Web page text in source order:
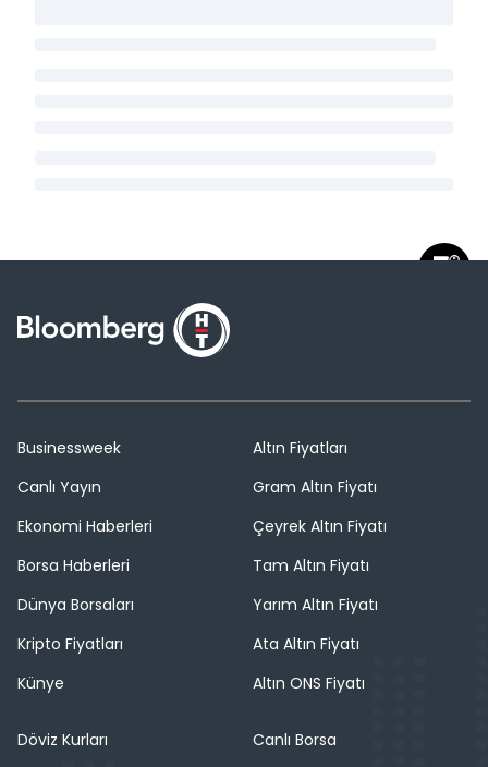
Businessweek
Canlı Yayın
Ekonomi Haberleri
Borsa Haberleri
Dünya Borsaları
Kripto Fiyatları
Künye
Altın Fiyatları
Gram Altın Fiyatı
Çeyrek Altın Fiyatı
Tam Altın Fiyatı
Yarım Altın Fiyatı
Ata Altın Fiyatı
Altın ONS Fiyatı
Döviz Kurları
Canlı Borsa